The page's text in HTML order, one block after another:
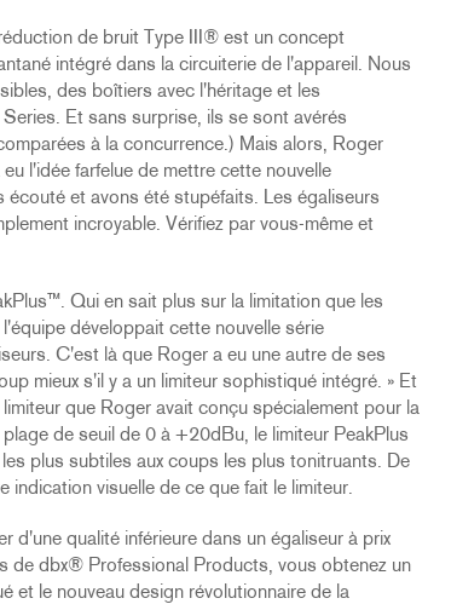
de bruit Type III® est un concept
intégré dans la circuiterie de l'appareil. Nous
des boîtiers avec l'héritage et les
Et sans surprise, ils se sont avérés
à la concurrence.) Mais alors, Roger
l'idée farfelue de mettre cette nouvelle
et avons été stupéfaits. Les égaliseurs
incroyable. Vérifiez par vous-même et
Qui en sait plus sur la limitation que les
développait cette nouvelle série
C'est là que Roger a eu une autre de ses
mieux s'il y a un limiteur sophistiqué intégré. » Et
que Roger avait conçu spécialement pour la
de seuil de 0 à +20dBu, le limiteur PeakPlus
plus subtiles aux coups les plus tonitruants. De
indication visuelle de ce que fait le limiteur.
d'une qualité inférieure dans un égaliseur à prix
de dbx® Professional Products, vous obtenez un
et le nouveau design révolutionnaire de la